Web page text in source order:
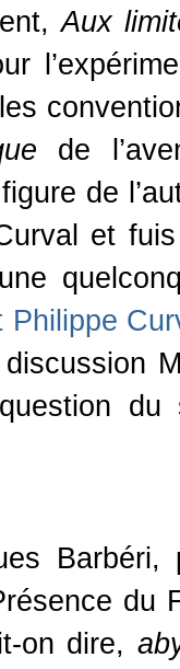
Aux
de
de
et
Philippe
du
Barbéri,
du
on dire,